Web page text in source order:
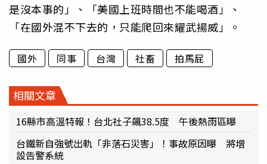
是沒本事的」、「美國上班時間也不能喝酒」、
「在國外混不下去的，只能爬回來耀武揚威」。
國外 同事 台灣 社畜 拍馬屁
相關文章
16縣市高溫特報！台北社子飆38.5度 午後熱雨區曝
台鐵新自強號出軌「非落石災害」！事故原因曝 將增
設告警系統